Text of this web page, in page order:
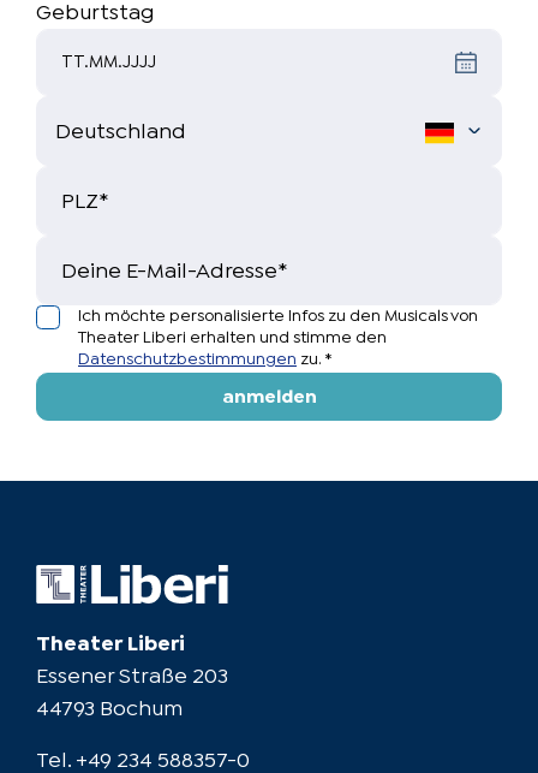
Autorin / Songtexte / Musikalische Leitung
Komposition / Dramaturgie
Hans Christian Becker
Kostümbild
Annette Pfläging
Kostümbild
Tanja Banna-Fladrich
Geburtstag
TT.MM.JJJJ
PLZ*
Deine E-Mail-Adresse*
Ich möchte personalisierte Infos zu den Musicals von
Theater Liberi erhalten und stimme den
Datenschutzbestimmungen zu. *
anmelden
Theater Liberi
Essener Straße 203
44793 Bochum
Tel. +49 234 588357-0